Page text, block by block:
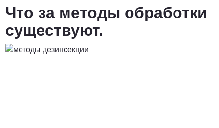
Что за методы обработки
существуют.